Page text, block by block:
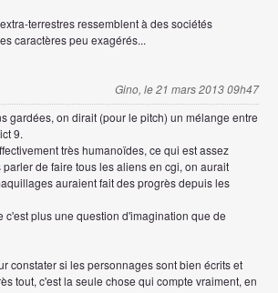
terrestres ressemblent à des sociétés
caractères peu exagérés...
Gino, le 21 mars 2013 09h47
gardées, on dirait (pour le pitch) un mélange entre
9.
très humanoïdes, ce qui est assez
de faire tous les aliens en cgi, on aurait
auraient fait des progrès depuis les
c'est plus une question d'imagination que de
constater si les personnages sont bien écrits et
tout, c'est la seule chose qui compte vraiment, en